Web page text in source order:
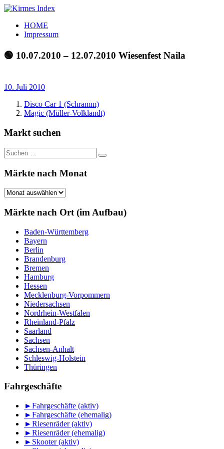
Zum
springen
Kirmes
Index
Tourpläne
der
letzten
HOME
Impressum
🟢 10.07.2010 – 12.07.2010 Wiesenfest Naila
10. Juli 2010
Disco Car 1 (Schramm)
Magic (Müller-Volklandt)
Markt suchen
Suchen
nach:
Suchen
Märkte nach Monat
Märkte
Monat
Märkte nach Ort (im Aufbau)
Baden-Württemberg
Bayern
Berlin
Brandenburg
Bremen
Hamburg
Hessen
Mecklenburg-Vorpommern
Niedersachsen
Nordrhein-Westfalen
Rheinland-Pfalz
Saarland
Sachsen
Sachsen-Anhalt
Schleswig-Holstein
Thüringen
Fahrgeschäfte
►Fahrgeschäfte (aktiv)
►Fahrgeschäfte (ehemalig)
►Riesenräder (aktiv)
►Riesenräder (ehemalig)
► Skooter (aktiv)